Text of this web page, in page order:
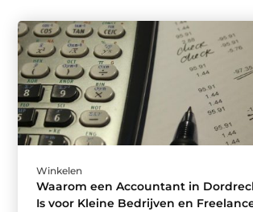
Winkelen
Waarom een Accountant in
Is voor Kleine Bedrijven en